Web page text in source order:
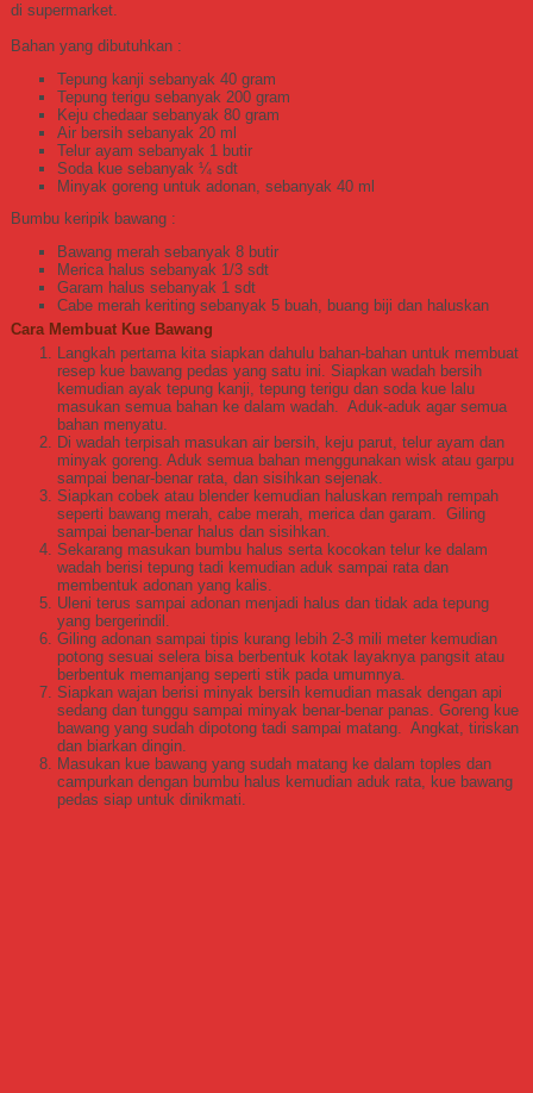
di supermarket.
Bahan yang dibutuhkan :
Tepung kanji sebanyak 40 gram
Tepung terigu sebanyak 200 gram
Keju chedaar sebanyak 80 gram
Air bersih sebanyak 20 ml
Telur ayam sebanyak 1 butir
Soda kue sebanyak ¼ sdt
Minyak goreng untuk adonan, sebanyak 40 ml
Bumbu keripik bawang :
Bawang merah sebanyak 8 butir
Merica halus sebanyak 1/3 sdt
Garam halus sebanyak 1 sdt
Cabe merah keriting sebanyak 5 buah, buang biji dan haluskan
Cara Membuat Kue Bawang
Langkah pertama kita siapkan dahulu bahan-bahan untuk membuat
resep kue bawang pedas yang satu ini. Siapkan wadah bersih
kemudian ayak tepung kanji, tepung terigu dan soda kue lalu
masukan semua bahan ke dalam wadah. Aduk-aduk agar semua
bahan menyatu.
Di wadah terpisah masukan air bersih, keju parut, telur ayam dan
minyak goreng. Aduk semua bahan menggunakan wisk atau garpu
sampai benar-benar rata, dan sisihkan sejenak.
Siapkan cobek atau blender kemudian haluskan rempah rempah
seperti bawang merah, cabe merah, merica dan garam. Giling
sampai benar-benar halus dan sisihkan.
Sekarang masukan bumbu halus serta kocokan telur ke dalam
wadah berisi tepung tadi kemudian aduk sampai rata dan
membentuk adonan yang kalis.
Uleni terus sampai adonan menjadi halus dan tidak ada tepung
yang bergerindil.
Giling adonan sampai tipis kurang lebih 2-3 mili meter kemudian
potong sesuai selera bisa berbentuk kotak layaknya pangsit atau
berbentuk memanjang seperti stik pada umumnya.
Siapkan wajan berisi minyak bersih kemudian masak dengan api
sedang dan tunggu sampai minyak benar-benar panas. Goreng kue
bawang yang sudah dipotong tadi sampai matang. Angkat, tiriskan
dan biarkan dingin.
Masukan kue bawang yang sudah matang ke dalam toples dan
campurkan dengan bumbu halus kemudian aduk rata, kue bawang
pedas siap untuk dinikmati.